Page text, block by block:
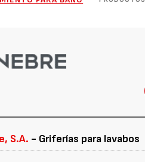
S.A. - Griferías para lavabos